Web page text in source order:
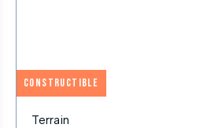
Constructible
Terrain